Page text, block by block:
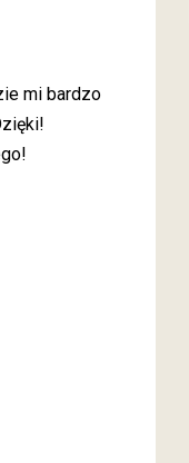
mi bardzo